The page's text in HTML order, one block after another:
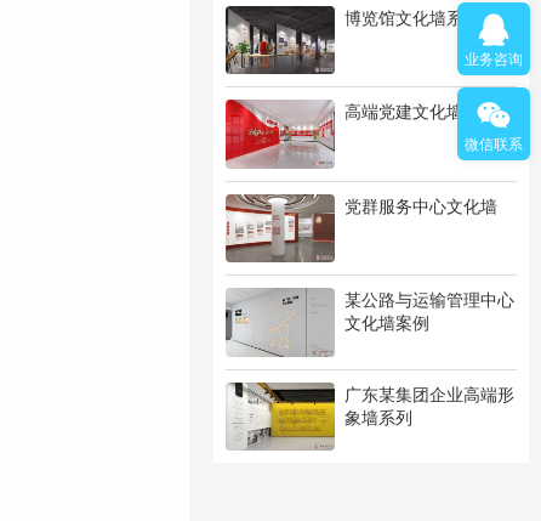
博览馆文化墙系列
高端党建文化墙系列
党群服务中心文化墙
某公路与运输管理中心
文化墙案例
广东某集团企业高端形
象墙系列
业务咨询
微信联系